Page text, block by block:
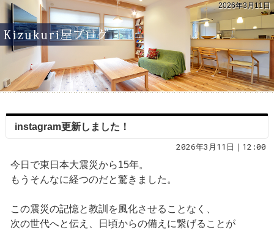
2026年3月11日
instagram更新しました！
2026年3月11日｜12:00
今日で東日本大震災から15年。
もうそんなに経つのだと驚きました。
この震災の記憶と教訓を風化させることなく、
次の世代へと伝え、日頃からの備えに繋げることが